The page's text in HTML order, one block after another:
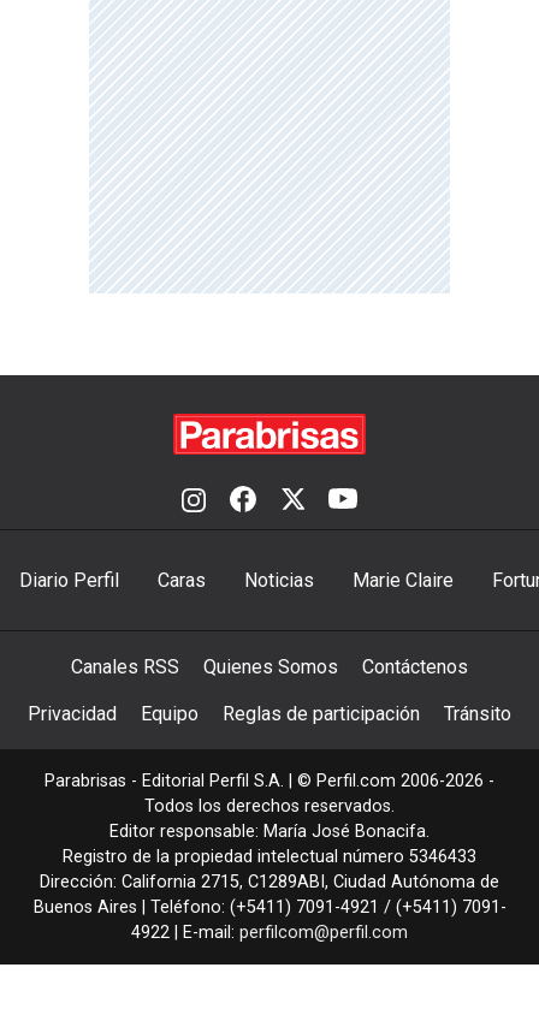
Diario Perfil Caras Noticias Marie Claire
Canales RSS Quienes Somos Contáctenos
Privacidad Equipo Reglas de participación Tránsito
Parabrisas - Editorial Perfil S.A. | © Perfil.com 2006-2026 -
Todos los derechos reservados.
Editor responsable: María José Bonacifa.
Registro de la propiedad intelectual número 5346433
Dirección: California 2715, C1289ABI , Ciudad Autónoma de
Buenos Aires | Teléfono: (+5411) 7091-4921 / (+5411) 7091-
4922 | E-mail: perfilcom@perfil.com